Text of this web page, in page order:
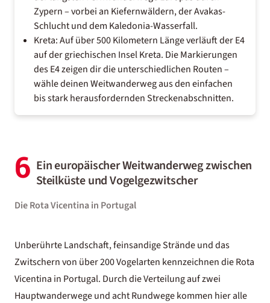
Zypern – vorbei an Kiefernwäldern, der Avakas-
Schlucht und dem Kaledonia-Wasserfall.
Kreta: Auf über 500 Kilometern Länge verläuft der E4
auf der griechischen Insel Kreta. Die Markierungen
des E4 zeigen dir die unterschiedlichen Routen –
wähle deinen Weitwanderweg aus den einfachen
bis stark herausfordernden Streckenabschnitten.
6 Ein europäischer Weitwanderweg zwischen
Steilküste und Vogelgezwitscher
Die Rota Vicentina in Portugal
Unberührte Landschaft, feinsandige Strände und das
Zwitschern von über 200 Vogelarten kennzeichnen die Rota
Vicentina in Portugal. Durch die Verteilung auf zwei
Hauptwanderwege und acht Rundwege kommen hier alle